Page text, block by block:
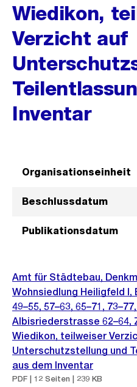
Wiedikon,
Verzicht auf
Inventar
Organisationseinheit
Beschlussdatum
Publikationsdatum
Amt für Städtebau,
Wohnsiedlung Heiligfeld
49–55, 57–63, 65–71,
Albisriederstrasse 62–64,
Wiedikon, teilweiser
Unterschutzstellung und
aus dem Inventar
PDF | 12 Seiten | 239 KB